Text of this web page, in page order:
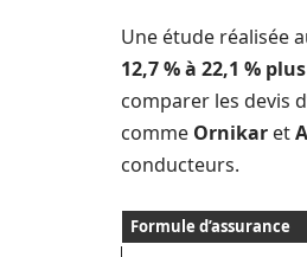
Une étude réalisée
12,7 % à 22,1 %
comparer les devis
comme Ornikar et
conducteurs.
Formule d’assurance